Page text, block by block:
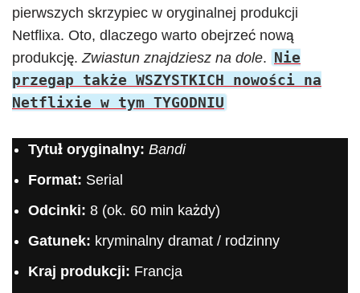
pierwszych skrzypiec w oryginalnej produkcji
Netflixa. Oto, dlaczego warto obejrzeć nową
produkcję.Zwiastun znajdziesz na dole. Nie
przegap także WSZYSTKICH nowości na
Netflixie w tym TYGODNIU
Tytuł oryginalny: Bandi
Format: Serial
Odcinki: 8 (ok. 60 min każdy)
Gatunek: kryminalny dramat / rodzinny
Kraj produkcji: Francja